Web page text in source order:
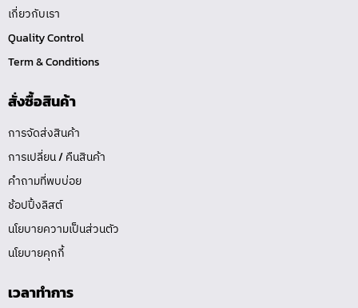
เกี่ยวกับเรา
Quality Control
Term & Conditions
สั่งซื้อสินค้า
การจัดส่งสินค้า
การเปลี่ยน / คืนสินค้า
คำถามที่พบบ่อย
ช้อปปิ้งลิสต์
นโยบายความเป็นส่วนตัว
นโยบายคุกกี้
เวลาทำการ